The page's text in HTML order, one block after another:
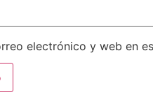
electrónico y web en